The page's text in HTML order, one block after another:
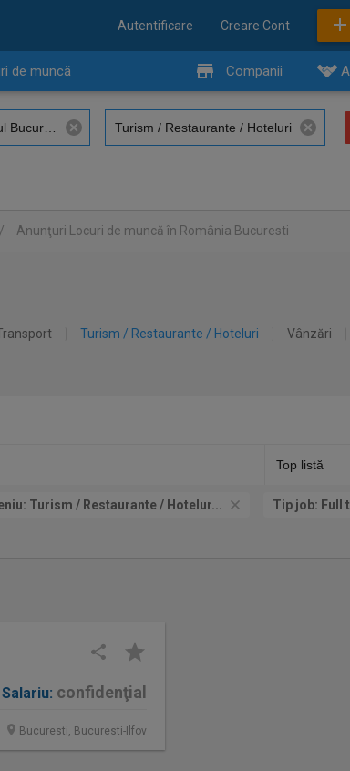
Autentificare Creare Cont
de muncă Companii
/ Anunţuri Locuri de muncă în România Bucuresti
Turism / Restaurante / Hoteluri Vânzări
Turism / Restaurante / Hotelur... Tip job: Full
Salariu: confidenţial
Bucuresti, Bucuresti-Ilfov